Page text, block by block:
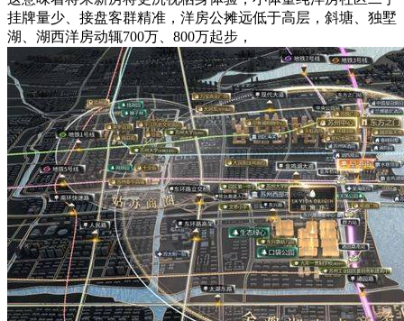
挂牌量少、接盘客群精准，洋房公摊远低于高层，斜塘、独墅
湖、湖西洋房动辄700万、800万起步，